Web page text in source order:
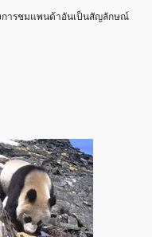
การชมแพนด้าอันเป็นสัญลักษณ์